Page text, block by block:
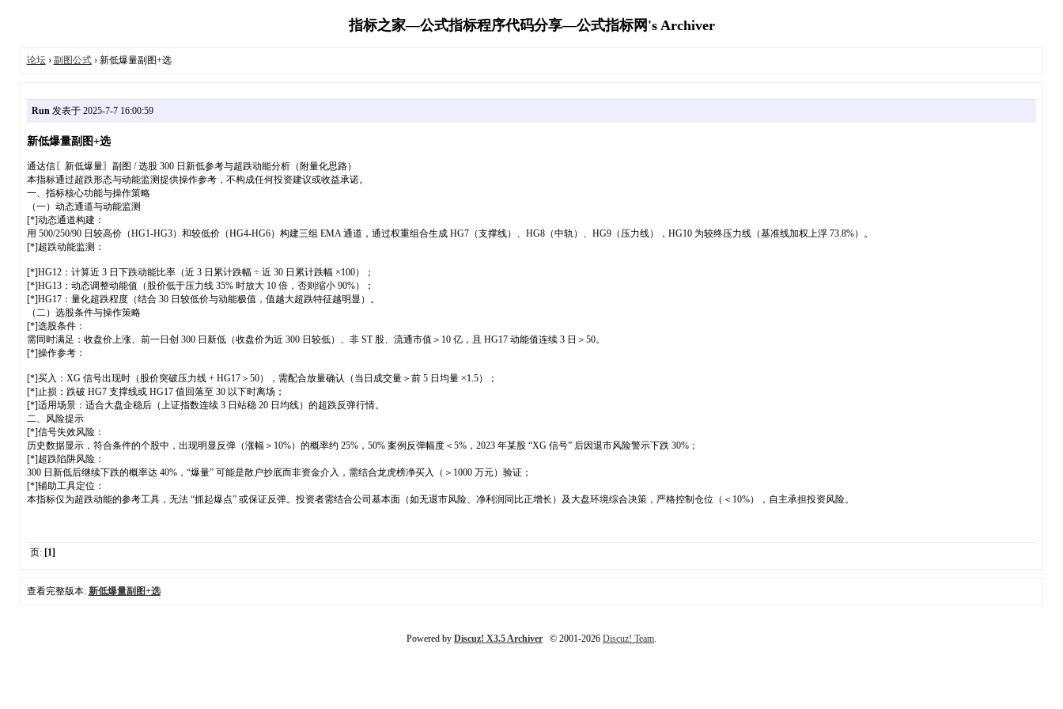
指标之家—公式指标程序代码分享—公式指标网's Archiver
论坛› 副图公式› 新低爆量副图+选
Run发表于 2025-7-7 16:00:59
新低爆量副图+选
通达信〖新低爆量〗副图 / 选股 300 日新低参考与超跌动能分析（附量化思路）
本指标通过超跌形态与动能监测提供操作参考，不构成任何投资建议或收益承诺。
一、指标核心功能与操作策略
（一）动态通道与动能监测
[*]动态通道构建：
用 500/250/90 日较高价（HG1-HG3）和较低价（HG4-HG6）构建三组 EMA 通道，通过权重组合生成 HG7（支撑线）、HG8（中轨）、HG9（压力线），HG10 为较终压力线（基准线加权上浮 73.8%）。
[*]超跌动能监测：
[*]HG12：计算近 3 日下跌动能比率（近 3 日累计跌幅 ÷ 近 30 日累计跌幅 ×100）；
[*]HG13：动态调整动能值（股价低于压力线 35% 时放大 10 倍，否则缩小 90%）；
[*]HG17：量化超跌程度（结合 30 日较低价与动能极值，值越大超跌特征越明显）。
（二）选股条件与操作策略
[*]选股条件：
需同时满足：收盘价上涨、前一日创 300 日新低（收盘价为近 300 日较低）、非 ST 股、流通市值＞10 亿，且 HG17 动能值连续 3 日＞50。
[*]操作参考：
[*]买入：XG 信号出现时（股价突破压力线 + HG17＞50），需配合放量确认（当日成交量＞前 5 日均量 ×1.5）；
[*]止损：跌破 HG7 支撑线或 HG17 值回落至 30 以下时离场；
[*]适用场景：适合大盘企稳后（上证指数连续 3 日站稳 20 日均线）的超跌反弹行情。
二、风险提示
[*]信号失效风险：
历史数据显示，符合条件的个股中，出现明显反弹（涨幅＞10%）的概率约 25%，50% 案例反弹幅度＜5%，2023 年某股 “XG 信号” 后因退市风险警示下跌 30%；
[*]超跌陷阱风险：
300 日新低后继续下跌的概率达 40%，“爆量” 可能是散户抄底而非资金介入，需结合龙虎榜净买入（＞1000 万元）验证；
[*]辅助工具定位：
本指标仅为超跌动能的参考工具，无法 “抓起爆点” 或保证反弹。投资者需结合公司基本面（如无退市风险、净利润同比正增长）及大盘环境综合决策，严格控制仓位（＜10%），自主承担投资风险。
页: [1]
查看完整版本: 新低爆量副图+选
Powered by Discuz! X3.5 Archiver © 2001-2026 Discuz! Team.